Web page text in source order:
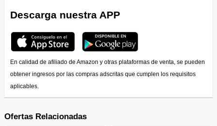
Descarga nuestra APP
En calidad de afiliado de Amazon y otras plataformas de venta, se pueden
obtener ingresos por las compras adscritas que cumplen los requisitos
aplicables.
Ofertas Relacionadas